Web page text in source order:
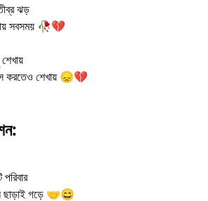
ঝড়
সবসময় 🥀💔
করতেও শেখায় 😞💔
ছাড়াই গড়ে 🤝😄